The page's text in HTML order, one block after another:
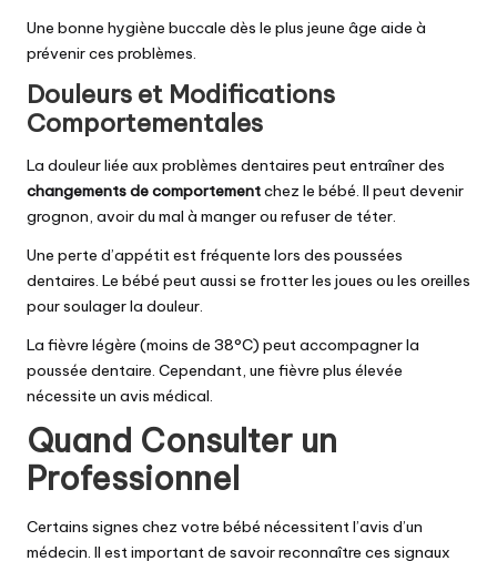
Une bonne hygiène buccale dès le plus jeune âge aide à
prévenir ces problèmes.
Douleurs et Modifications
Comportementales
La douleur liée aux problèmes dentaires peut entraîner des
changements de comportementchez le bébé. Il peut devenir
grognon, avoir du mal à manger ou refuser de téter.
Une perte d’appétit est fréquente lors des poussées
dentaires. Le bébé peut aussi se frotter les joues ou les oreilles
pour soulager la douleur.
La fièvre légère (moins de 38°C) peut accompagner la
poussée dentaire. Cependant, une fièvre plus élevée
nécessite un avis médical.
Quand Consulter un
Professionnel
Certains signes chez votre bébé nécessitent l’avis d’un
médecin. Il est important de savoir reconnaître ces signaux